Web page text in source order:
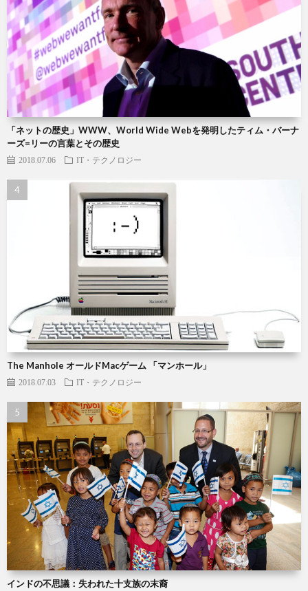
「ネットの歴史」WWW、World Wide Webを発明したティム・バーナ
ーズ=リーの言葉とその歴史
2018.07.06 IT・テクノロジー
The Manhole オールドMacゲーム 「マンホール」
2018.07.03 IT・テクノロジー
インドの不思議：失われた十支族の末裔